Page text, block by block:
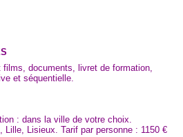
films, documents, livret de formation,
et séquentielle.
: dans la ville de votre choix.
Lille, Lisieux. Tarif par personne : 1150 €